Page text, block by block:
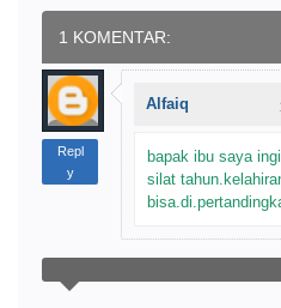
1 KOMENTAR:
Repl
y
Alfaiq
bapak ibu saya
silat